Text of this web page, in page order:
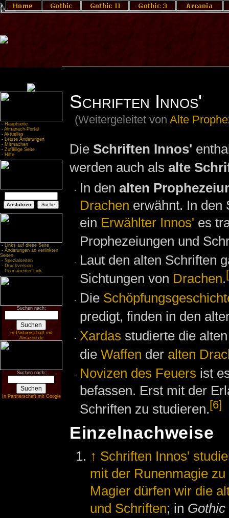
- Hauptseite
- Almanach-Portal
- Aktuelles
- Letzte Änderungen
- Mitmachen
- Zufällige Seite
- Hilfe
- Links auf diese Seite
- Änderungen an verlinkten
Seiten
- Spezialseiten
- Druckversion
- Permanenter Link
Suchen nach:
In Partnerschaft mit
Amazon.de
Suchen nach:
In Partnerschaft mit Google
Schriften Innos'
(Weitergeleitet vonAlte
Die Schriften Innos'
werden auch als alte
In den alten
Drachen erwähnt. In den
ein Erwählter Innos' es
Prophezeiungen und
Laut den alten Schriften
Sichtungen von Drachen.
Die
predigt, finden in den
Xardas studierte die
die Waffen der alten
Novizen des Feuers ist
befassen. Erst mit der
Schriften zu studieren.[6]
Einzelnachweise
↑ Schriften Innos'
mit der Runenmagie
Magier dürfen wir die
und Schriften; in